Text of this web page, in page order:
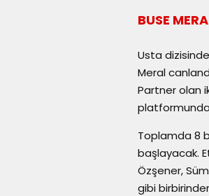
BUSE
Usta
Meral
Partner olan
platformunda
Toplamda 8
başlayacak.
Özşener,
gibi